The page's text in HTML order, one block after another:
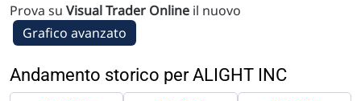
Prova su Visual Trader Online il nuovo
Grafico avanzato
Andamento storico per ALIGHT INC